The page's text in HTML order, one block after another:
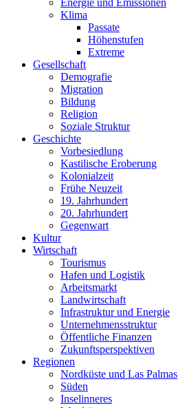
Energie und Emissionen
Klima
Passate
Höhenstufen
Extreme
Gesellschaft
Demografie
Migration
Bildung
Religion
Soziale Struktur
Geschichte
Vorbesiedlung
Kastilische Eroberung
Kolonialzeit
Frühe Neuzeit
19. Jahrhundert
20. Jahrhundert
Gegenwart
Kultur
Wirtschaft
Tourismus
Hafen und Logistik
Arbeitsmarkt
Landwirtschaft
Infrastruktur und Energie
Unternehmensstruktur
Öffentliche Finanzen
Zukunftsperspektiven
Regionen
Nordküste und Las Palmas
Süden
Inselinneres